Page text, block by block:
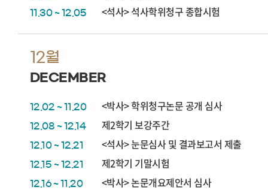
11.30 ~ 12.05 <석사> 석사학위청구 종합시험
12월
DECEMBER
12.02 ~ 11.20 <박사> 학위청구논문 공개 심사
12.08 ~ 12.14 제2학기 보강주간
12.10 ~ 12.21 <석사> 눈문심사 및 결과보고서 제출
12.15 ~ 12.21 제2학기 기말시험
12.16 ~ 11.20 <박사> 논문개요제안서 심사